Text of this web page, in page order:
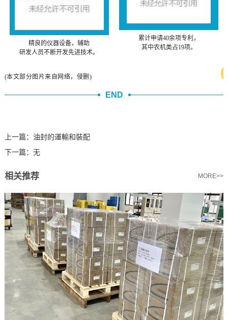
精良的仪器设备，辅助
研发人员不断开发先进技术。
累计申请40余项专利，
其中农机类占19项。
(本文部分图片来自网络，侵删)
END
上一篇： 油封的運輸和裝配
下一篇： 无
相关推荐 MORE>>